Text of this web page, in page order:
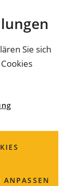
Sie sich
weitere
haben zu